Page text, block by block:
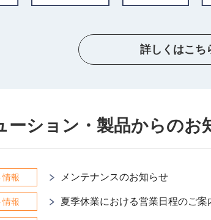
詳しくはこち
ーション・製品からのお
情報 メンテナンスのお知らせ
情報 夏季休業における営業日程のご案